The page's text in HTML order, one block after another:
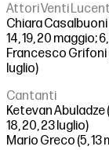
Attori Venti
Chiara Casalbuoni
14, 19, 20 maggio;
Francesco Grifoni
luglio)
Cantanti
Ketevan Abuladze
18, 20, 23 luglio)
Mario Greco (5, 13